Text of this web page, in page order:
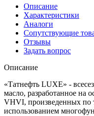
Описание
Характеристики
Аналоги
Сопутствующие
Отзывы
Задать вопрос
Описание
«Татнефть LUXE» -
масло, разработанное на
VHVI, произведенных по
использованием